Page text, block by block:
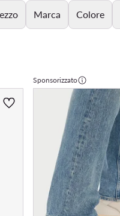
Marca Colore
Sponsorizzato